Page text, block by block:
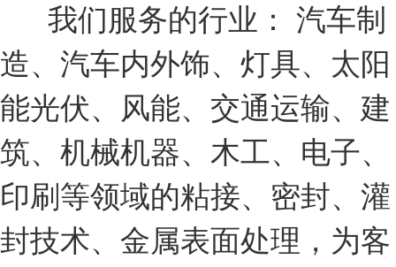
我们服务的行业： 汽车制
造、汽车内外饰、灯具、太阳
能光伏、风能、交通运输、建
筑、机械机器、木工、电子、
印刷等领域的粘接、密封、灌
封技术、金属表面处理，为客